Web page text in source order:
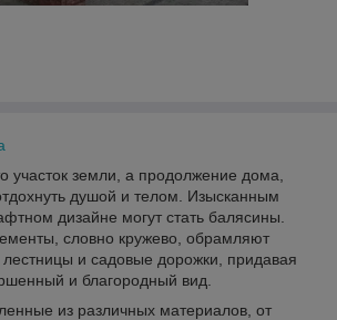
участок земли, а продолжение дома,
душой и телом. Изысканным
дизайне могут стать балясины.
словно кружево, обрамляют
и садовые дорожки, придавая
и благородный вид.
из различных материалов, от